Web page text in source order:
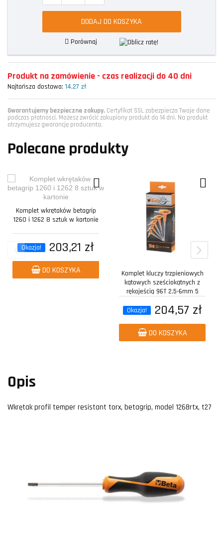
DODAJ DO KOSZYKA
Porównaj
Produkt na zamówienie - czas realizacji do 40 dni
Najtańsza dostawa: 14,27 zł
Gwarantujemy bezpieczne zakupy. Certyfikat SSL zabezpiecza Twoje dane
podczas płatności. Możesz zwrócić zakupiony produkt do 14 dni. Na produkt
otrzymujesz gwarancję producenta.
Polecane produkty
Komplet wkrętaków betagrip
1260 i 1262 8 sztuk w kartonie
Okazja! 203,21 zł
DO KOSZYKA
Komplet kluczy trzpieniowych
kątowych sześciokątnych z
rękojeścią 96T 2,5-6mm 5
Okazja!
204,57 zł
DO KOSZYKA
Opis
Wkrętak profil temper resistant torx, betagrip, model 1268rtx, t27